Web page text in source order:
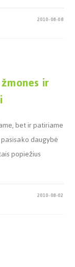
2010-08-08
ir
bet ir patiriame
daugybė
popiežius
2010-08-02